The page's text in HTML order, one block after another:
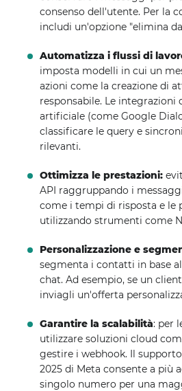
consenso dell'utente. Per la
includi un'opzione "elimina
Automatizza i flussi di
imposta modelli in cui un
azioni come la creazione di
responsabile. Le integrazioni
artificiale (come Google
classificare le query e
rilevanti.
Ottimizza le prestazioni:
API raggruppando i
come i tempi di risposta e le
utilizzando strumenti come
Personalizzazione e
segmenta i contatti in base
chat. Ad esempio, se un
inviagli un'offerta
Garantire la scalabilità: per
utilizzare soluzioni cloud
gestire i webhook. Il
2025 di Meta consente a più
singolo numero per una